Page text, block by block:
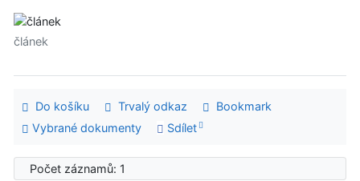
článek
Do košíku Trvalý odkaz
Bookmark
Vybrané dokumenty
Sdílet
Počet záznamů: 1